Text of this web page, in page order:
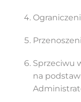
Sprzeciwu
na